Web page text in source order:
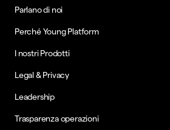
Parlano di noi
Perché Young Platform
I nostri Prodotti
Legal & Privacy
Leadership
Trasparenza operazioni